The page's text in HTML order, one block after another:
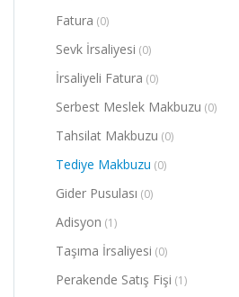
Fatura (0)
Sevk İrsaliyesi (0)
İrsaliyeli Fatura (0)
Serbest Meslek Makbuzu (0)
Tahsilat Makbuzu (0)
Tediye Makbuzu (0)
Gider Pusulası (0)
Adisyon (1)
Taşıma İrsaliyesi (0)
Perakende Satış Fişi (1)